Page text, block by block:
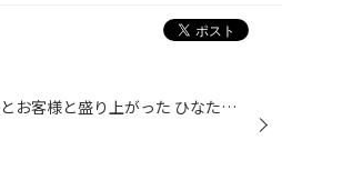
こんにちは！ 本日 快晴っ！！ お布団干したいなぁー とお客様と盛り上がった ひなたです(´- ｀) 夏タイヤへの交換 始まりましたね！！ お電話いただいても ｢混んでいますか？｣ と 聞かれること多くなりました。 タイヤ館モリオカ 元気に営業中！！ タイヤ館では お帰りの際に ナットの締め付け確認...